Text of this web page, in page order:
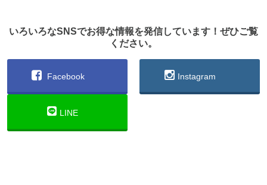
いろいろなSNSでお得な情報を発信しています！ぜひご覧
ください。
Facebook Instagram
LINE